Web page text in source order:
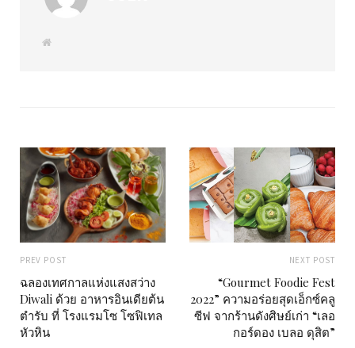
W
PREV POST
ฉลองเทศกาลแห่งแสงสว่าง
Diwali ด้วย อาหารอินเดียต้น
ตำรับ ที่ โรงแรมโซ โซฟิเทล
หัวหิน
NEXT POST
“Gourmet Foodie Fest
2022” ความอร่อยสุดเอ็กซ์คลู
ซีฟ จากร้านดังศิษย์เก่า “เลอ
กอร์ดอง เบลอ ดุสิต”